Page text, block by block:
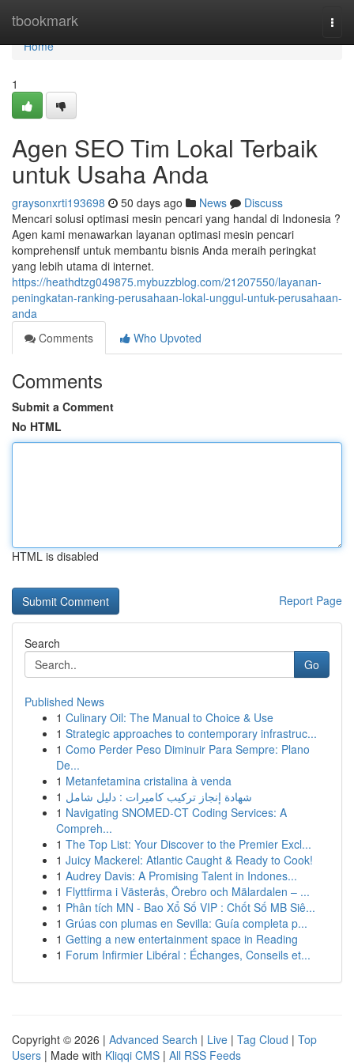
tbookmark
Home
Home
1
Agen SEO Tim Lokal Terbaik
untuk Usaha Anda
graysonxrti193698 50 days ago News
Discuss
Mencari solusi optimasi mesin pencari yang handal di Indonesia ?
Agen kami menawarkan layanan optimasi mesin pencari
komprehensif untuk membantu bisnis Anda meraih peringkat
yang lebih utama di internet.
https://heathdtzg049875.mybuzzblog.com/21207550/layanan-
peningkatan-ranking-perusahaan-lokal-unggul-untuk-perusahaan-
anda
Comments
Who Upvoted
Comments
Submit a Comment
No HTML
HTML is disabled
Report Page
Search
Go
Published News
1 Culinary Oil: The Manual to Choice & Use
1 Strategic approaches to contemporary infrastruc...
1 Como Perder Peso Diminuir Para Sempre: Plano
De...
1 Metanfetamina cristalina à venda
1 شهادة إنجاز تركيب كاميرات : دليل شامل
1 Navigating SNOMED-CT Coding Services: A
Compreh...
1 The Top List: Your Discover to the Premier Excl...
1 Juicy Mackerel: Atlantic Caught & Ready to Cook!
1 Audrey Davis: A Promising Talent in Indones...
1 Flyttfirma i Västerås, Örebro och Mälardalen – ...
1 Phân tích MN - Bao Xổ Số VIP : Chốt Số MB Siê...
1 Grúas con plumas en Sevilla: Guía completa p...
1 Getting a new entertainment space in Reading
1 Forum Infirmier Libéral : Échanges, Conseils et...
Copyright © 2026 | Advanced Search | Live | Tag Cloud | Top
Users | Made with Kliqqi CMS | All RSS Feeds